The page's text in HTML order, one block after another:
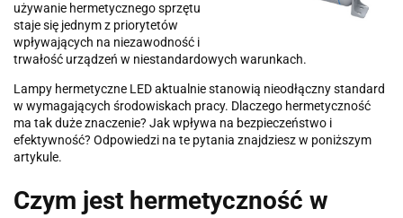
używanie hermetycznego sprzętu
staje się jednym z priorytetów
wpływających na niezawodność i
trwałość urządzeń w niestandardowych warunkach.
Lampy hermetyczne LED aktualnie stanowią nieodłączny standard
w wymagających środowiskach pracy. Dlaczego hermetyczność
ma tak duże znaczenie? Jak wpływa na bezpieczeństwo i
efektywność? Odpowiedzi na te pytania znajdziesz w poniższym
artykule.
Czym jest hermetyczność w